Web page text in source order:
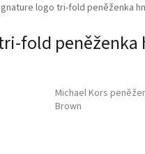
logo tri-fold peněženka
fold peněženka
Michael Kors
Brown